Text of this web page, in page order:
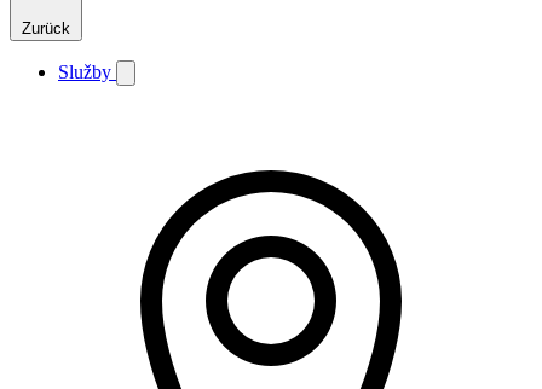
Zurück
Služby